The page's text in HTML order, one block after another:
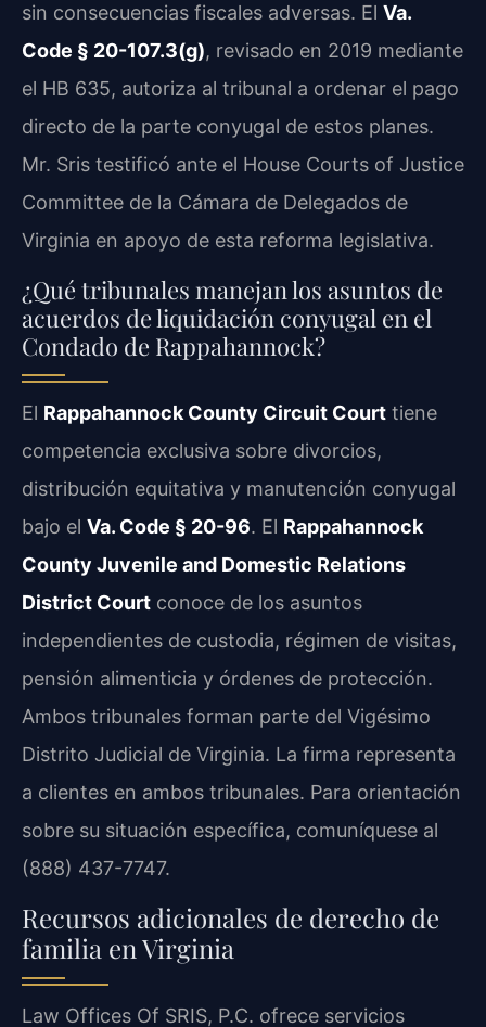
sin consecuencias fiscales adversas. El Va.
Code § 20-107.3(g), revisado en 2019 mediante
el HB 635, autoriza al tribunal a ordenar el pago
directo de la parte conyugal de estos planes.
Mr. Sris testificó ante el House Courts of Justice
Committee de la Cámara de Delegados de
Virginia en apoyo de esta reforma legislativa.
¿Qué tribunales manejan los asuntos de
acuerdos de liquidación conyugal en el
Condado de Rappahannock?
El Rappahannock County Circuit Court tiene
competencia exclusiva sobre divorcios,
distribución equitativa y manutención conyugal
bajo el Va. Code § 20-96. El Rappahannock
County Juvenile and Domestic Relations
District Court conoce de los asuntos
independientes de custodia, régimen de visitas,
pensión alimenticia y órdenes de protección.
Ambos tribunales forman parte del Vigésimo
Distrito Judicial de Virginia. La firma representa
a clientes en ambos tribunales. Para orientación
sobre su situación específica, comuníquese al
(888) 437-7747.
Recursos adicionales de derecho de
familia en Virginia
Law Offices Of SRIS, P.C. ofrece servicios